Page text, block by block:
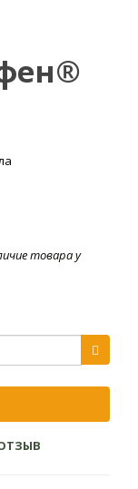
300-400
товара у